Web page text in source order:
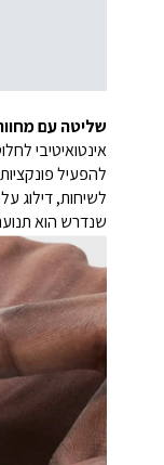
שליטה עם
אינטואיטיבי
להפעיל
לשיחות, דילוג
שנדרש הוא